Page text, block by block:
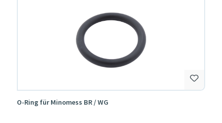
O-Ring für Minomess BR / WG